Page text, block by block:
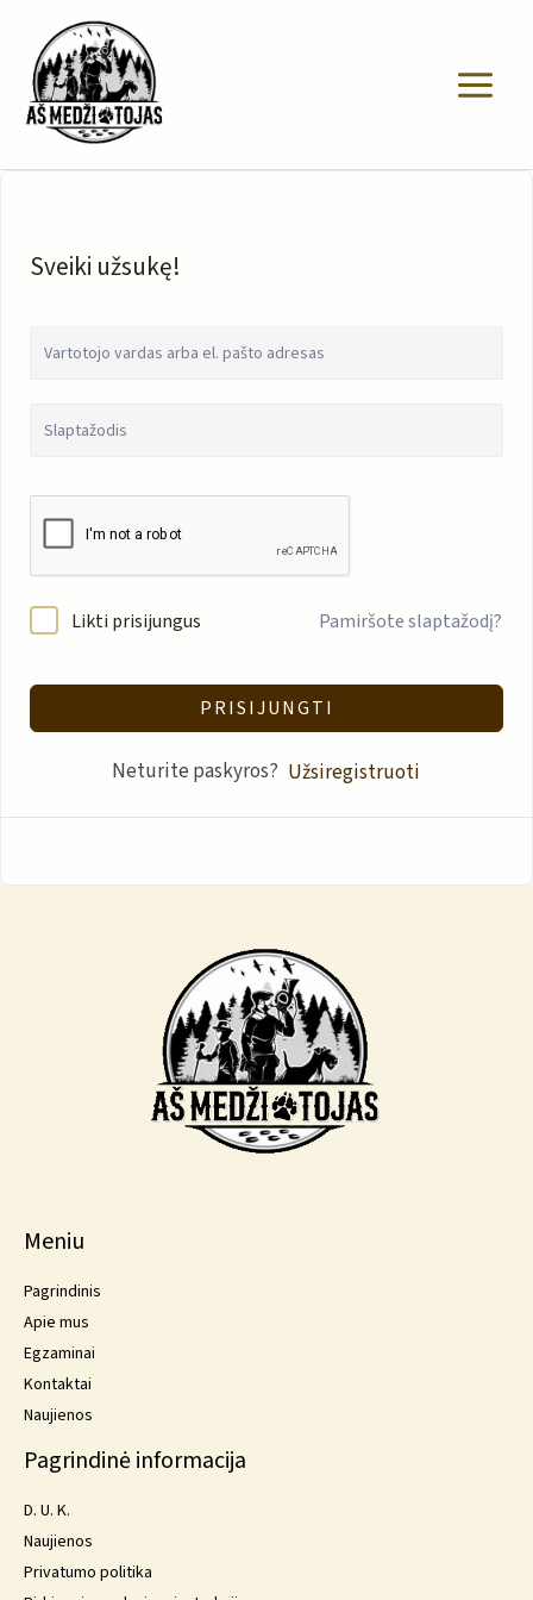
turinio
Sveiki užsukę!
Likti prisijungus Pamiršote slaptažodį?
PRISIJUNGTI
Neturite paskyros? Užsiregistruoti
Meniu
Pagrindinis
Apie mus
Egzaminai
Kontaktai
Naujienos
Pagrindinė informacija
D. U. K.
Naujienos
Privatumo politika